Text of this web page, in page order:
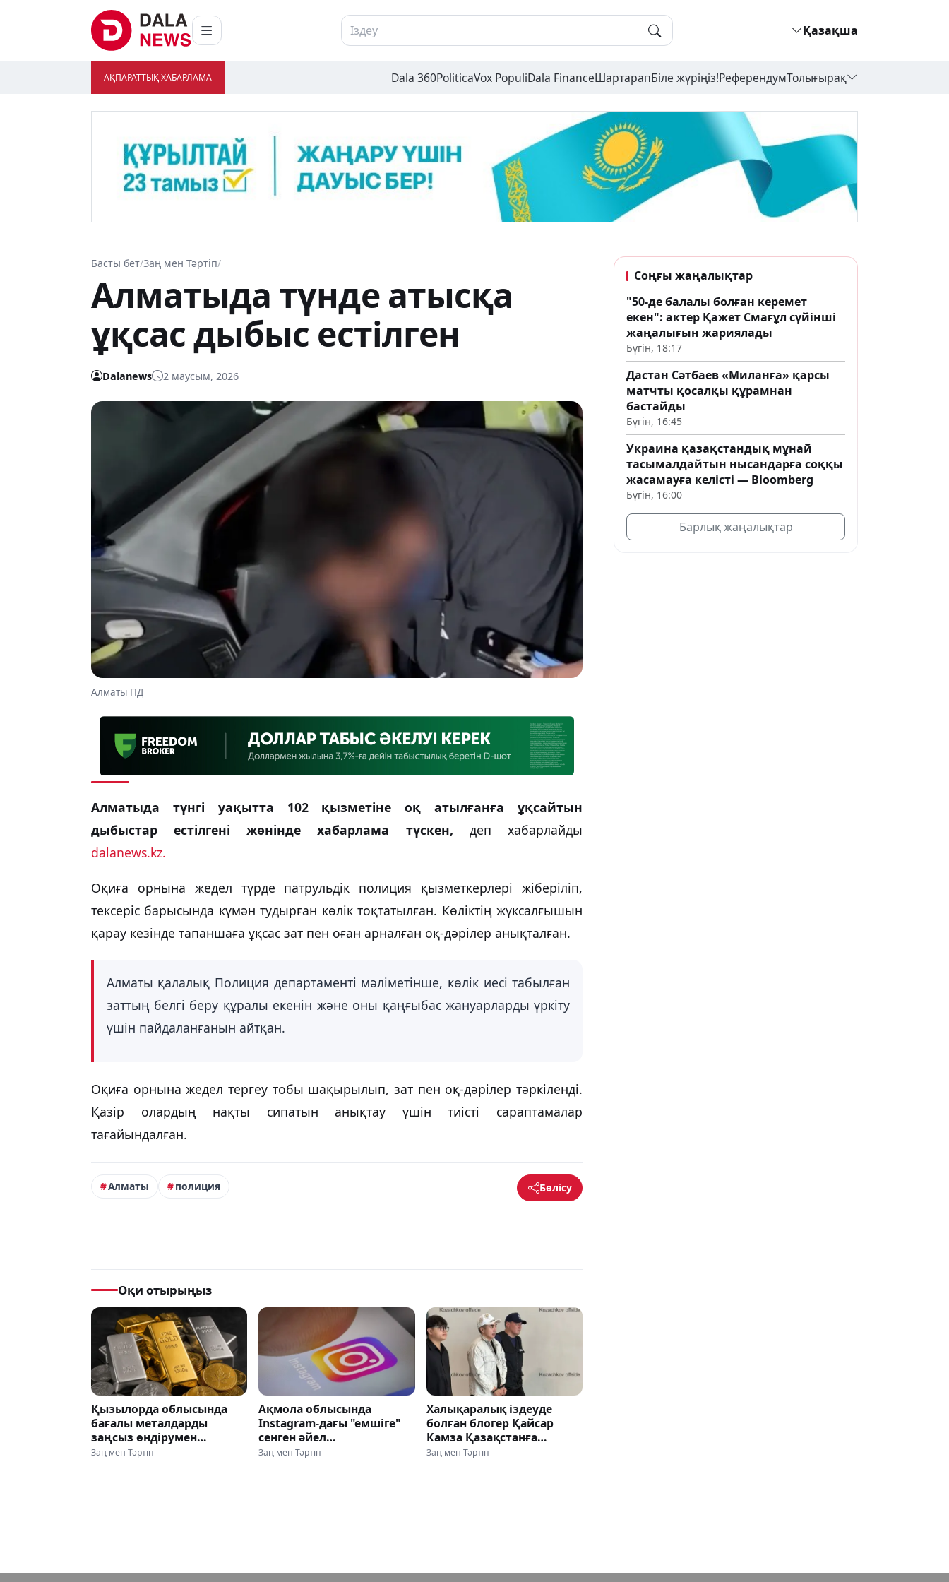
Қазақша
АҚПАРАТТЫҚ ХАБАРЛАМА Dala 360PoliticaVox PopuliDala FinanceШартарапБіле жүріңіз!РеферендумТолығырақ
Басты бет/Заң мен Тәртіп/
Алматыда түнде атысқа
ұқсас дыбыс естілген
Dalanews 2 маусым, 2026
Алматы ПД
Алматыда түнгі уақытта 102 қызметіне оқ атылғанға ұқсайтын
дыбыстар естілгені жөнінде хабарлама түскен, деп хабарлайды
dalanews.kz.
Оқиға орнына жедел түрде патрульдік полиция қызметкерлері жіберіліп,
тексеріс барысында күмән тудырған көлік тоқтатылған. Көліктің жүксалғышын
қарау кезінде тапаншаға ұқсас зат пен оған арналған оқ-дәрілер анықталған.
Алматы қалалық Полиция департаменті мәліметінше, көлік иесі табылған
заттың белгі беру құралы екенін және оны қаңғыбас жануарларды үркіту
үшін пайдаланғанын айтқан.
Оқиға орнына жедел тергеу тобы шақырылып, зат пен оқ-дәрілер тәркіленді.
Қазір олардың нақты сипатын анықтау үшін тиісті сараптамалар
тағайындалған.
Алматы полиция Бөлісу
Оқи отырыңыз
Қызылорда облысында
бағалы металдарды
заңсыз өндірумен
айналысқан қылмыстық
Заң мен Тәртіп
Ақмола облысында
Instagram-дағы "емшіге"
сенген әйел
миллиондарынан
Заң мен Тәртіп
Халықаралық іздеуде
болған блогер Қайсар
Камза Қазақстанға
жеткізілді
Заң мен Тәртіп
Соңғы жаңалықтар
"50-де балалы болған керемет
екен": актер Қажет Смағұл сүйінші
жаңалығын жариялады
Бүгін, 18:17
Дастан Сәтбаев «Миланға» қарсы
матчты қосалқы құрамнан
бастайды
Бүгін, 16:45
Украина қазақстандық мұнай
тасымалдайтын нысандарға соққы
жасамауға келісті — Bloomberg
Бүгін, 16:00
Барлық жаңалықтар